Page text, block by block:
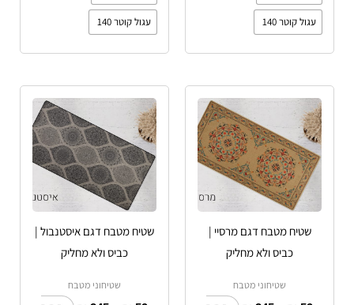
עגול קוטר 140 עגול קוטר 140
שטיח מטבח דגם מרסיי |
כביס ולא מחליק
שטיחוני מטבח
מחירים:
⁦₪ 59⁩
עד
⁦₪ 245⁩
למוצר
זה
יש
מספר
סוגים.
ניתן
לבחור
שטיח מטבח דגם איסטנבול |
כביס ולא מחליק
שטיחוני מטבח
מחירים:
⁦₪ 59⁩
עד
⁦₪ 245⁩
למוצר
זה
יש
מספר
סוגים.
ניתן
לבחור